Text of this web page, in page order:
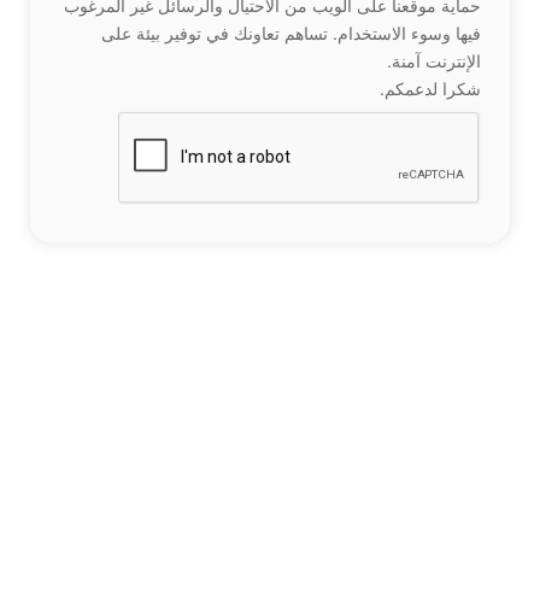
فيها وسوء الاستخدام. تساهم تعاونك في توفير بيئة على
الإنترنت آمنة.
شكرا لدعمكم.